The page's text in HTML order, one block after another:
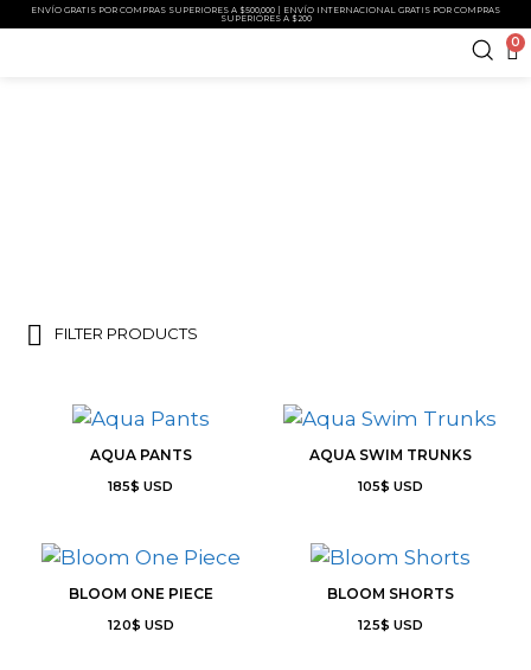
ENVÍO GRATIS POR COMPRAS SUPERIORES A $500,000 | ENVÍO INTERNACIONAL GRATIS POR COMPRAS
SUPERIORES A $200
0
FILTER PRODUCTS
AQUA PANTS
185$ USD
AQUA SWIM TRUNKS
105$ USD
BLOOM ONE PIECE
120$ USD
BLOOM SHORTS
125$ USD